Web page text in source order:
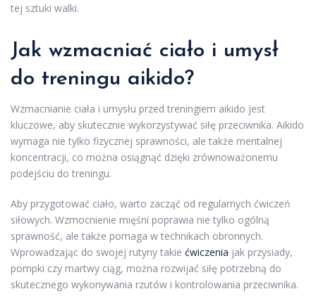
tej sztuki walki.
Jak wzmacniać ciało i umysł
do treningu aikido?
Wzmacnianie ciała i umysłu przed treningiem aikido jest
kluczowe, aby skutecznie wykorzystywać siłę przeciwnika. Aikido
wymaga nie tylko fizycznej sprawności, ale także mentalnej
koncentracji, co można osiągnąć dzięki zrównoważonemu
podejściu do treningu.
Aby przygotować ciało, warto zacząć od regularnych ćwiczeń
siłowych. Wzmocnienie mięśni poprawia nie tylko ogólną
sprawność, ale także pomaga w technikach obronnych.
Wprowadzając do swojej rutyny takie ćwiczenia jak przysiady,
pompki czy martwy ciąg, można rozwijać siłę potrzebną do
skutecznego wykonywania rzutów i kontrolowania przeciwnika.